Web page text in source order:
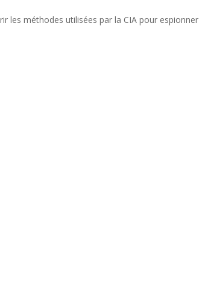
les méthodes utilisées par la CIA pour espionner